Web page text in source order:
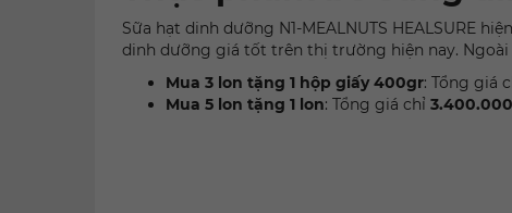
Sữa hạt dinh dưỡng N1-MEALNUTS HEALSURE
dinh dưỡng giá tốt trên thị trường hiện nay.
Mua 3 lon tặng 1 hộp giấy 400gr: Tổng giá
Mua 5 lon tặng 1 lon: Tổng giá chỉ